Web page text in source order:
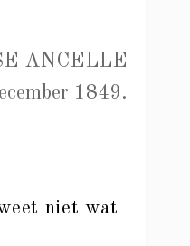
ANCELLE
1849.
niet wat